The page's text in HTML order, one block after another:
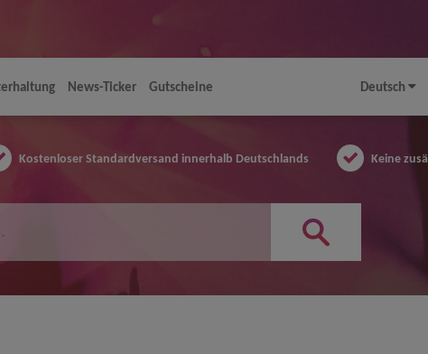
Deutsch
News-Ticker Gutscheine
Kostenloser Standardversand innerhalb Deutschlands Keine